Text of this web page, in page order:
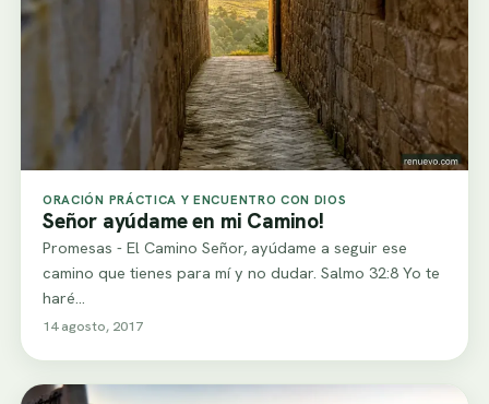
ORACIÓN PRÁCTICA Y ENCUENTRO CON DIOS
Señor ayúdame en mi Camino!
Promesas - El Camino Señor, ayúdame a seguir ese
camino que tienes para mí y no dudar. Salmo 32:8 Yo te
haré…
14 agosto, 2017